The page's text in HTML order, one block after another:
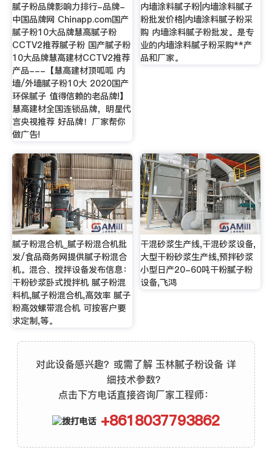
腻子粉品牌影响力排行-品牌-
中国品牌网 Chinapp.com国产
腻子粉10大品牌慧高腻子粉
CCTV2推荐腻子粉 国产腻子粉
10大品牌慧高建材CCTV2推荐
产品---【慧高建材顶呱呱 内
墙/外墙腻子粉10大 2020国产
环保腻子 值得信赖的老品牌!】
慧高建材全国连锁品牌，明星代
言央视推荐 好品牌！厂家帮你
做广告!
内墙涂料腻子粉|内墙涂料腻子
粉批发价格|内墙涂料腻子粉采
购 内墙涂料腻子粉批发。是专
业的内墙涂料腻子粉采购**产
品和厂家。
腻子粉混合机_腻子粉混合机批
发/食品商务网提供腻子粉混合
机。混合、搅拌设备发布信息：
干粉砂浆卧式搅拌机 腻子粉混
料机,腻子粉混合机,高效率 腻子
粉高效螺带混合机 可按客户要
求定制,等。
干混砂浆生产线,干混砂浆设备,
大型干粉砂浆生产线,预拌砂浆
小型日产20-60吨干粉腻子粉
设备,飞鸿
对此设备感兴趣？或需了解 玉林腻子粉设备 详
细技术参数？
点击下方电话直接咨询厂家工程师：
+8618037793862